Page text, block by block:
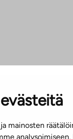
mainosten